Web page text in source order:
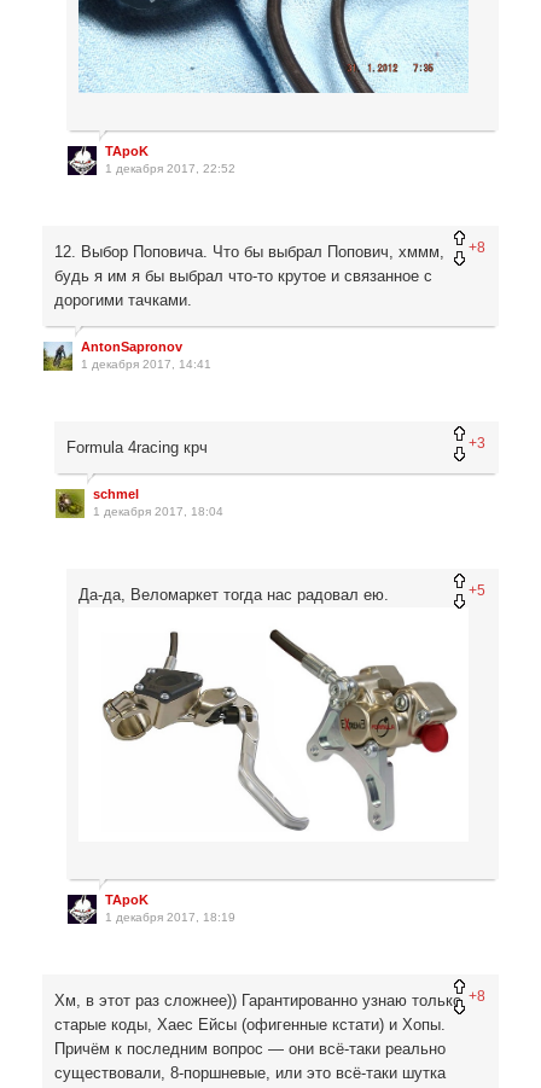
TApoK
1 декабря 2017, 22:52
+8
12. Выбор Поповича. Что бы выбрал Попович, хммм,
будь я им я бы выбрал что-то крутое и связанное с
дорогими тачками.
AntonSapronov
1 декабря 2017, 14:41
+3
Formula 4racing крч
schmel
1 декабря 2017, 18:04
+5
Да-да, Веломаркет тогда нас радовал ею.
TApoK
1 декабря 2017, 18:19
+8
Хм, в этот раз сложнее)) Гарантированно узнаю только
старые коды, Хаес Ейсы (офигенные кстати) и Хопы.
Причём к последним вопрос — они всё-таки реально
существовали, 8-поршневые, или это всё-таки шутка